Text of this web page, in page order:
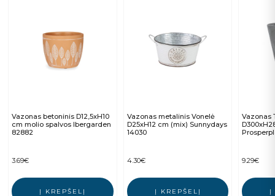
Vazonas betoninis D12,5xH10
cm molio spalvos Ibergarden
82882
3.69€
Į KREPŠELĮ
Vazonas metalinis Vonelė
D25xH12 cm (mix) Sunnydays
14030
4.30€
Į KREPŠELĮ
Vazonas
9.29€
Į